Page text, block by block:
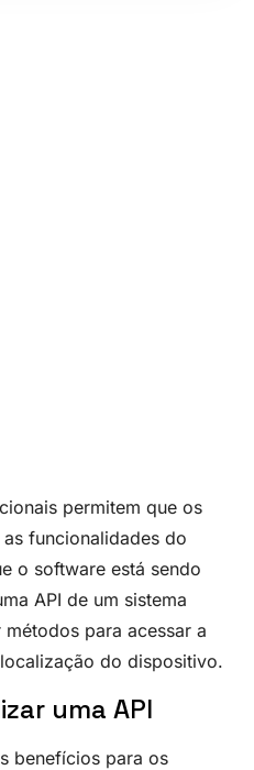
permitem que os
funcionalidades do
o software está sendo
API de um sistema
para acessar a
do dispositivo.
uma API
benefícios para os